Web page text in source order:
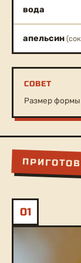
вода
апельсин
СОВЕТ
Размер формы
01